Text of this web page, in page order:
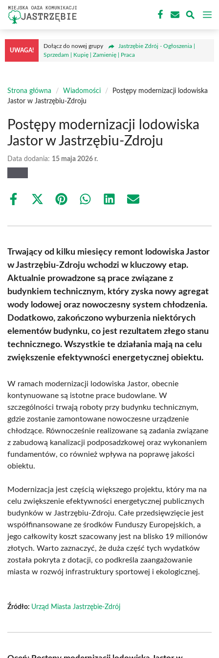
Przejdź
treści
UWAGA!
Dołącz do nowej grupy
Jastrzębie Zdrój - Ogłoszenia |
Sprzedam | Kupię | Zamienię | Praca
Strona główna / Wiadomości /
Postępy modernizacji lodowiska
Jastor w Jastrzębiu-Zdroju
Postępy modernizacji lodowiska
Jastor w Jastrzębiu-Zdroju
Data dodania: 15 maja 2026 r.
Share
Share
(Twitter)
Share Share Share Share
Trwający od kilku miesięcy remont lodowiska Jastor
w Jastrzębiu-Zdroju wchodzi w kluczowy etap.
Aktualnie prowadzone są prace związane z
budynkiem technicznym, który zyska nowy agregat
wody lodowej oraz nowoczesny system chłodzenia.
Dodatkowo, zakończono wyburzenia niektórych
elementów budynku, co jest rezultatem złego stanu
technicznego. Wszystkie te działania mają na celu
zwiększenie efektywności energetycznej obiektu.
W ramach modernizacji lodowiska Jastor, obecnie
kontynuowane są istotne prace budowlane. W
szczególności trwają roboty przy budynku technicznym,
gdzie zostanie zamontowane nowoczesne urządzenie
chłodzące. Równocześnie realizowane są zadania związane
z zabudową kanalizacji podposadzkowej oraz wykonaniem
fundamentów, co również wpływa na poprawę jakości
obiektu.
Modernizacja jest częścią większego projektu, który ma na
celu zwiększenie efektywności energetycznej publicznych
budynków w Jastrzębiu-Zdroju. Całe przedsięwzięcie jest
współfinansowane ze środków Funduszy Europejskich, a
jego całkowity koszt szacowany jest na blisko 19 milionów
złotych. Warto zaznaczyć, że duża część tych wydatków
została pokryta z dotacji, co podkreśla zaangażowanie
miasta w rozwój infrastruktury sportowej i ekologicznej.
Źródło: Urząd Miasta Jastrzębie-Zdrój